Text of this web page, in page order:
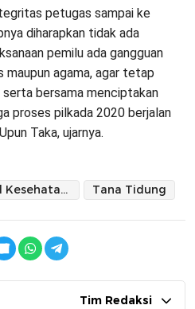
petugas sampai ke
diharapkan tidak ada
pemilu ada gangguan
maupun agama, agar tetap
bersama menciptakan
proses pilkada 2020 berjalan
Taka, ujarnya.
Protokol Kesehatan Covid-19 Tana Tidung
Tim Redaksi